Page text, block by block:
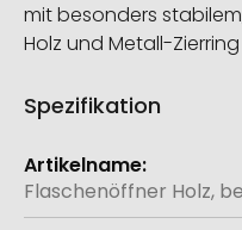
mit besonders
Holz und Metall-Zierring
Spezifikation
Weitere
Informationen
Flaschenöffner Holz,